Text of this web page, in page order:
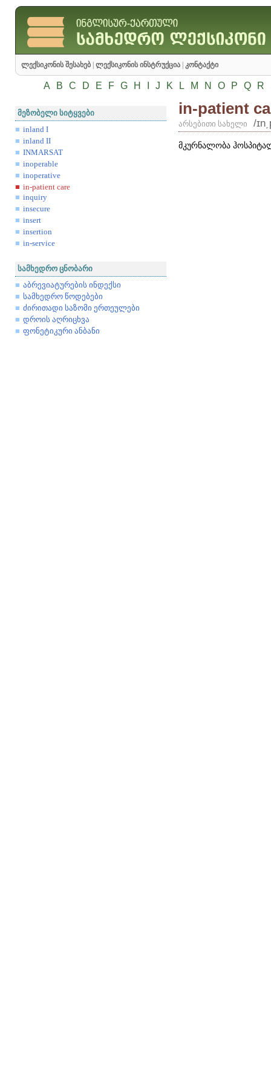
ლექსიკონის შესახებ ლექსიკონის ინსტრუქცია კონტაქტი
A B C D E F G H J K L M N O P Q R
მეზობელი სიტყვები
inland I
inland II
INMARSAT
inoperable
inoperative
in-patient care
inquiry
insecure
insert
insertion
in-service
სამხედრო ცნობარი
აბრევიატურების ინდექსი
სამხედრო წოდებები
ძირითადი საზომი ერთეულები
დროის აღრიცხვა
ფონეტიკური ანბანი
in-patient
არსებითი სახელი /
მკურნალობა